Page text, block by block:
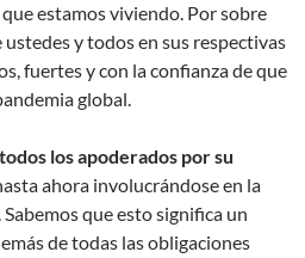
estamos viviendo. Por sobre
ustedes y todos en sus respectivas
fuertes y con la confianza de que
global.
los apoderados por su
ahora involucrándose en la
que esto significa un
de todas las obligaciones